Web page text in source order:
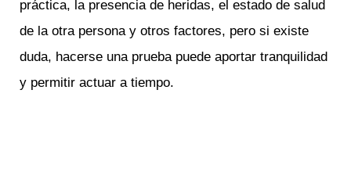
práctica, la presencia de heridas, el estado de salud
de la otra persona y otros factores, pero si existe
duda, hacerse una prueba puede aportar tranquilidad
y permitir actuar a tiempo.